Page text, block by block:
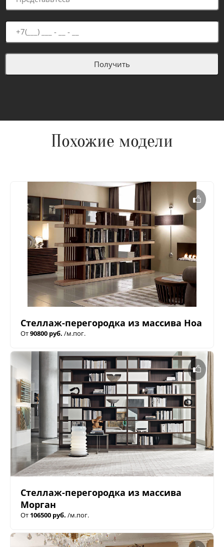
Похожие модели
Стеллаж-перегородка из массива Ноа
От90800 руб. /м.пог.
Стеллаж-перегородка из массива
Морган
От 106500 руб. /м.пог.